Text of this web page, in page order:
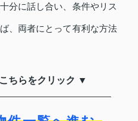
分に話し合い、条件やリス
、両者にとって有利な方法
ちらをクリック ▼